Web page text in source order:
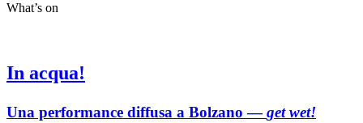
What’s on
In acqua!
Una performance diffusa a Bolzano —get wet!